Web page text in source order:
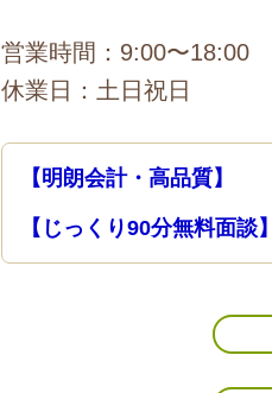
営業時間：9:00〜18:00
休業日：土日祝日
【明朗会計・高品質】
【じっくり90分無料面談】